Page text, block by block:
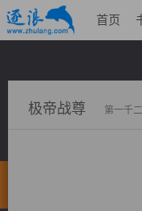
首页
极帝战尊 第一千